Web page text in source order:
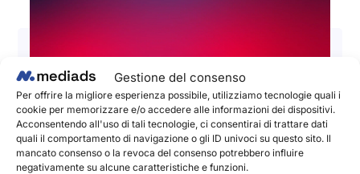
Gestione del consenso
Per offrire la migliore esperienza possibile, utilizziamo tecnologie quali i
cookie per memorizzare e/o accedere alle informazioni dei dispositivi.
Acconsentendo all'uso di tali tecnologie, ci consentirai di trattare dati
quali il comportamento di navigazione o gli ID univoci su questo sito. Il
mancato consenso o la revoca del consenso potrebbero influire
negativamente su alcune caratteristiche e funzioni.
📣 Lagardère Publicité News e
Mediads La Social Publishing
annunciano una partnership per
aumentare l'impatto e le prestazioni